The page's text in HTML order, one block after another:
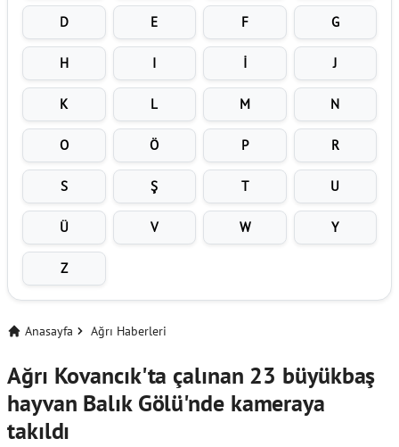
D E F G
H I İ J
K L M N
O Ö P R
S Ş T U
Ü V W Y
Z
Anasayfa Ağrı Haberleri
Ağrı Kovancık'ta çalınan 23 büyükbaş
hayvan Balık Gölü'nde kameraya
takıldı